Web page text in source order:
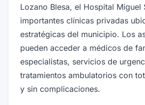
Lozano Blesa, el Hospital Miguel
importantes clínicas privadas
estratégicas del municipio. Los
pueden acceder a médicos de
especialistas, servicios de
tratamientos ambulatorios con
y sin complicaciones.